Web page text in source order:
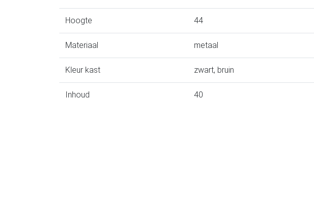
Hoogte 44
Materiaal metaal
Kleur kast zwart, bruin
Inhoud 40